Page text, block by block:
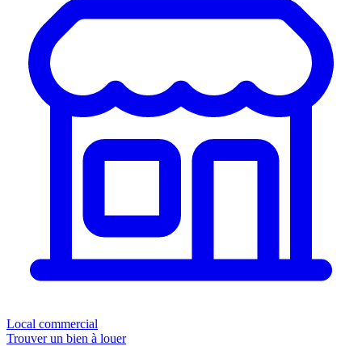
Local commercial
Trouver un bien à louer